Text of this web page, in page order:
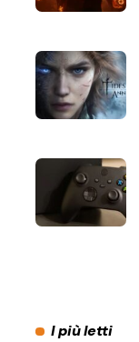
I più letti